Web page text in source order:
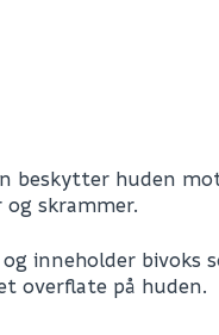
beskytter huden
skrammer.
inneholder bivoks
overflate på huden.